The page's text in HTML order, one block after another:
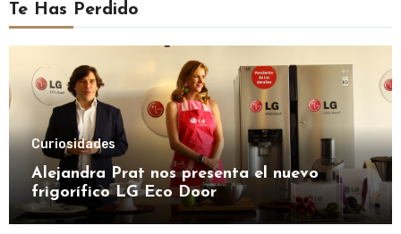
Te Has Perdido
Curiosidades
Alejandra Prat nos presenta el nuevo
frigorífico LG Eco Door